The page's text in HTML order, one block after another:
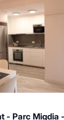
- Parc Migdia